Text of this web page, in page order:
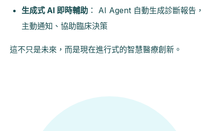
生成式 AI 即時輔助 ：
AI Agent 自動生成診斷報告，
主動通知、協助臨床決策
這不只是未來，而是現在進行式的智慧醫療創新。